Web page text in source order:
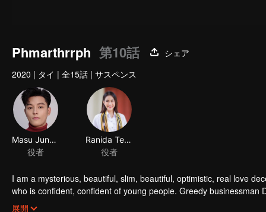
Phmarthrrph 第10話
シェア
2020 | タイ | 全15話 | サスペンス
Masu Junyangdikul
役者
Ranida Techasit
役者
I am a mysterious, beautiful, slim, beautiful, optimistic, real love
who is confident, confident of young people. Greedy
girlfriend's death. Trying to find out the truth But in the end, she
展開